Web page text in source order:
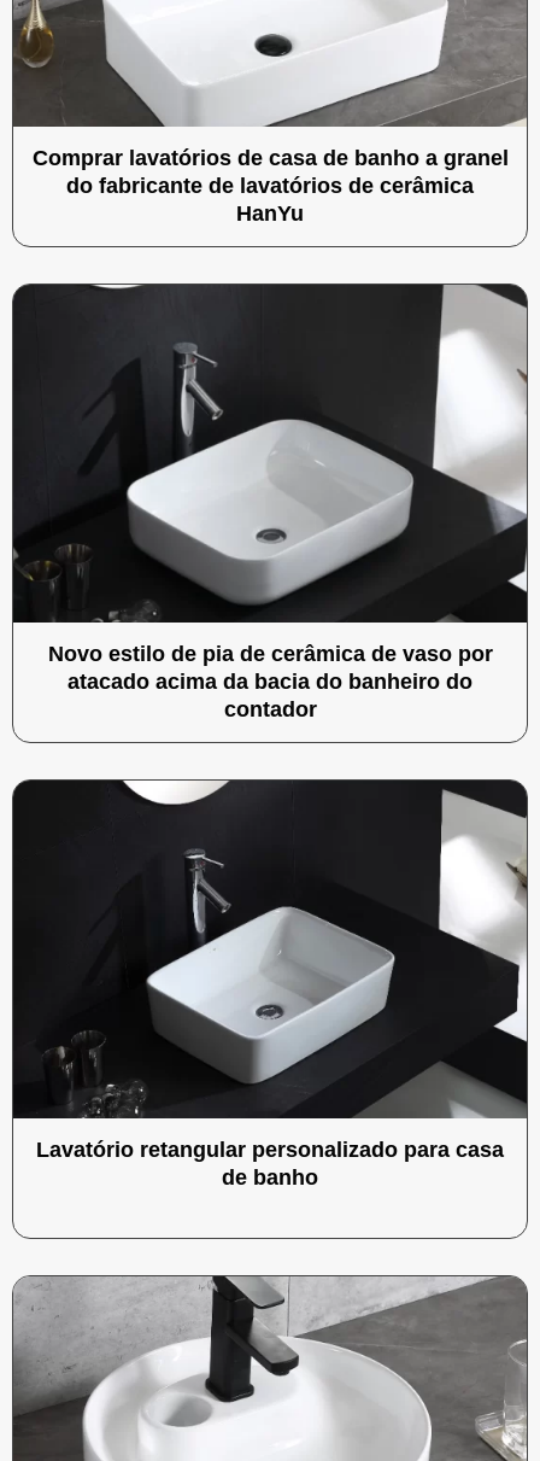
Comprar lavatórios de casa de banho a granel
do fabricante de lavatórios de cerâmica
HanYu
Novo estilo de pia de cerâmica de vaso por
atacado acima da bacia do banheiro do
contador
Lavatório retangular personalizado para casa
de banho